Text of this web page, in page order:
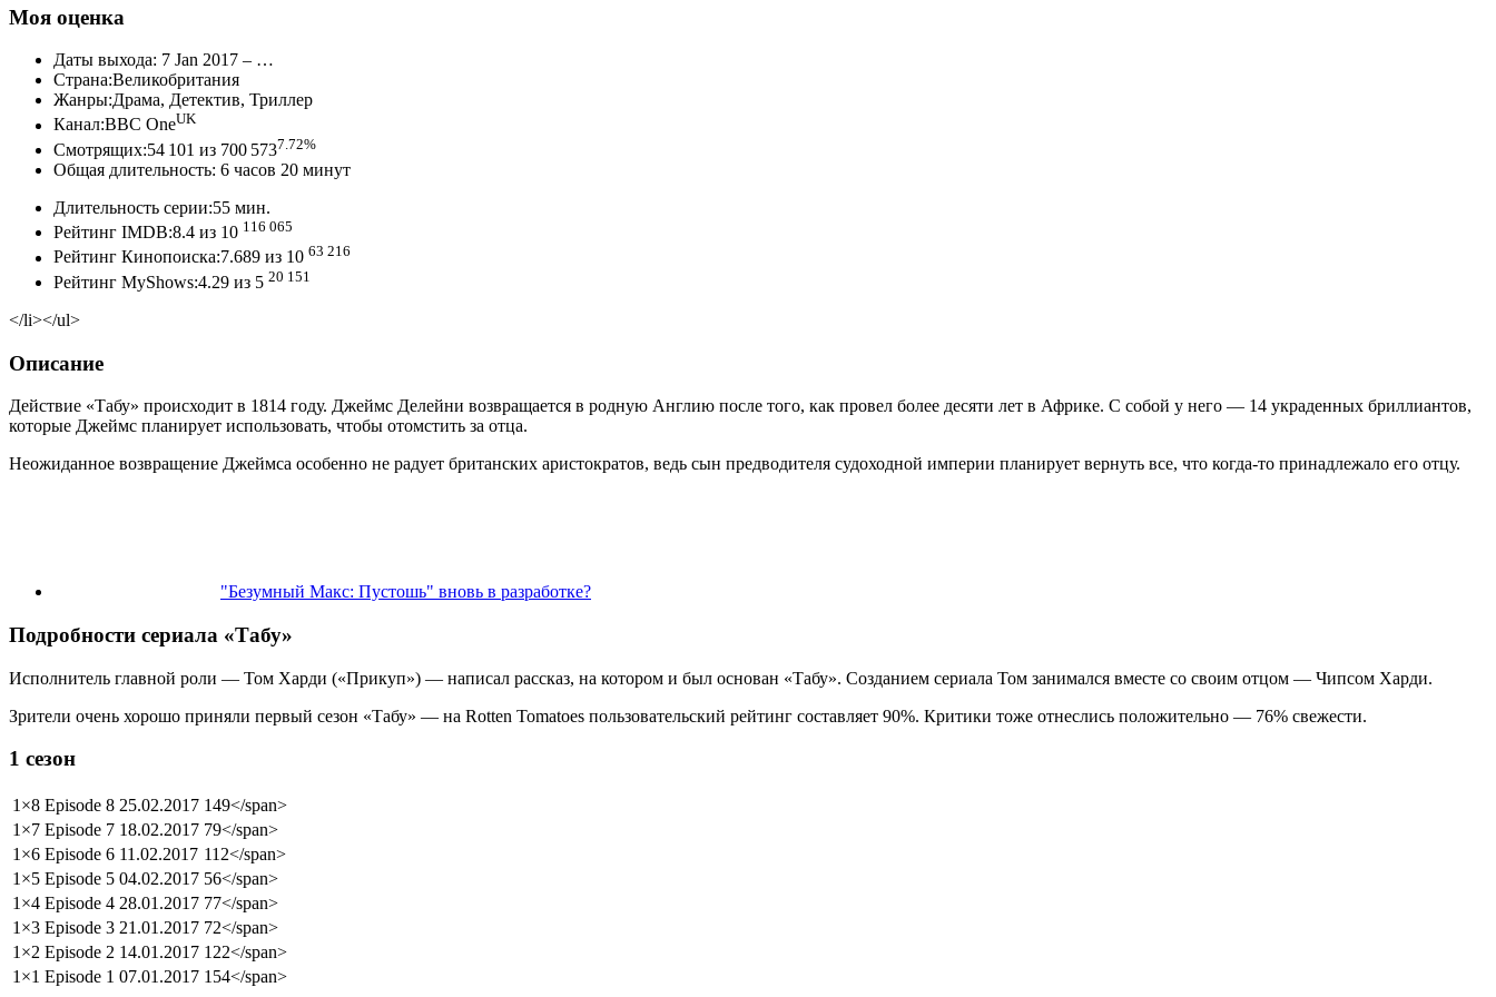
Моя оценка
Даты выхода: 7 Jan 2017 – …
Страна:Великобритания
Жанры:Драма, Детектив, Триллер
Канал:BBC OneUK
Смотрящих:54 101 из 700 5737.72%
Общая длительность: 6 часов 20 минут
Длительность серии:55 мин.
Рейтинг IMDB:8.4 из 10 116 065
Рейтинг Кинопоиска:7.689 из 10 63 216
Рейтинг MyShows:4.29 из 5 20 151
</li></ul>
Описание
Действие «Табу» происходит в 1814 году. Джеймс Делейни возвращается в родную Англию после того, как провел более десяти лет в Африке. С собой у него — 14 украденных бриллиантов,
которые Джеймс планирует использовать, чтобы отомстить за отца.
Неожиданное возвращение Джеймса особенно не радует британских аристократов, ведь сын предводителя судоходной империи планирует вернуть все, что когда-то принадлежало его отцу.
"Безумный Макс: Пустошь" вновь в разработке?
Подробности сериала «Табу»
Исполнитель главной роли — Том Харди («Прикуп») — написал рассказ, на котором и был основан «Табу». Созданием сериала Том занимался вместе со своим отцом — Чипсом Харди.
Зрители очень хорошо приняли первый сезон «Табу» — на Rotten Tomatoes пользовательский рейтинг составляет 90%. Критики тоже отнеслись положительно — 76% свежести.
1 сезон
1×8 Episode 8 25.02.2017 149</span>
1×7 Episode 7 18.02.2017 79</span>
1×6 Episode 6 11.02.2017 112</span>
1×5 Episode 5 04.02.2017 56</span>
1×4 Episode 4 28.01.2017 77</span>
1×3 Episode 3 21.01.2017 72</span>
1×2 Episode 2 14.01.2017 122</span>
1×1 Episode 1 07.01.2017 154</span>